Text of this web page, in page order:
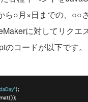
ら○月×日までの、○○
に対してリクエ
コードが以下です。